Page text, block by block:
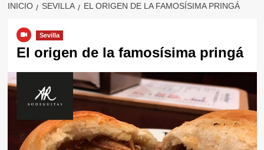
INICIO SEVILLA EL ORIGEN DE LA FAMOSÍSIMA PRINGÁ
Sevilla
El origen de la famosísima pringá